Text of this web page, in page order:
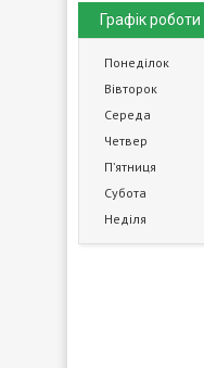
Графік роботи
Понеділок
Вівторок
Середа
Четвер
Пʼятниця
Субота
Неділя